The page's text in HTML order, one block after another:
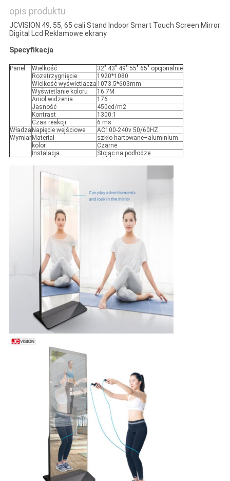
opis produktu
JCVISION 49, 55, 65 cali Stand Indoor Smart Touch Screen Mirror
Digital Lcd Reklamowe ekrany
Specyfikacja
Panel Wielkość
32" 43" 49" 55" 65" opcjonalnie
Rozstrzygnięcie
1920*1080
Wielkość wyświetlacza 1073.5*603mm
Wyświetlanie koloru
16.7M
Anioł widzenia
176
Jasność
450cd/m2
Kontrast
1300:1
Czas reakcji
6 ms
Władza Napięcie wejściowe
AC100-240v 50/60HZ
Wymiar Materiał
szkło hartowane+aluminium
kolor
Czarne
Instalacja
Stojąc na podłodze